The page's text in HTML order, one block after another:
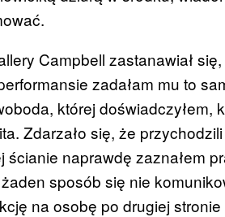
Campbell zastanawiał
zadałam mu to
której doświadczyłem,
Zdarzało się, że
ścianie naprawdę zaznałem
sposób się nie
na osobę po drugiej